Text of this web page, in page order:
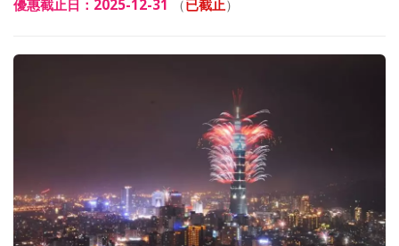
優惠截止日：2025-12-31 （已截止）